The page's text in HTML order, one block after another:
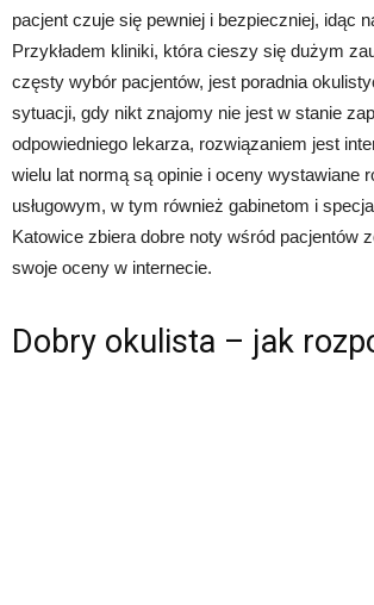
pacjent czuje się pewniej i bezpieczniej, idąc
Przykładem kliniki, która cieszy się dużym
częsty wybór pacjentów, jest poradnia
sytuacji, gdy nikt znajomy nie jest w stanie
odpowiedniego lekarza, rozwiązaniem jest
wielu lat normą są opinie i oceny wystawiane
usługowym, w tym również gabinetom i
Katowice zbiera dobre noty wśród pacjentów
swoje oceny w internecie.
Dobry okulista – jak